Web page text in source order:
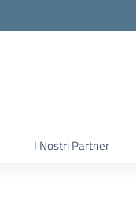
I Nostri Partner